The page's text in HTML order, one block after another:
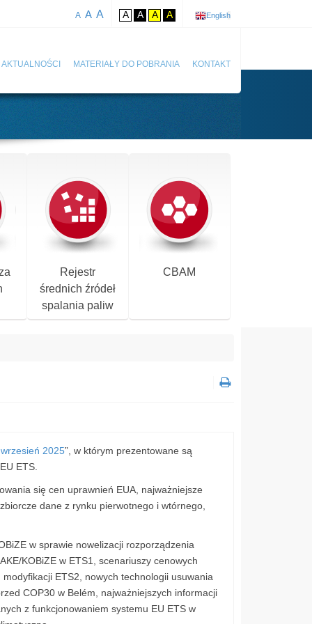
A A A A A A A English
AKTUALNOŚCI MATERIAŁY DO POBRANIA KONTAKT
Rejestr
średnich źródeł
spalania paliw
CBAM
2025”, w którym prezentowane są
ETS.
się cen uprawnień EUA, najważniejsze
dane z rynku pierwotnego i wtórnego,
w sprawie nowelizacji rozporządzenia
KOBiZE w ETS1, scenariuszy cenowych
ETS2, nowych technologii usuwania
COP30 w Belém, najważniejszych informacji
z funkcjonowaniem systemu EU ETS w